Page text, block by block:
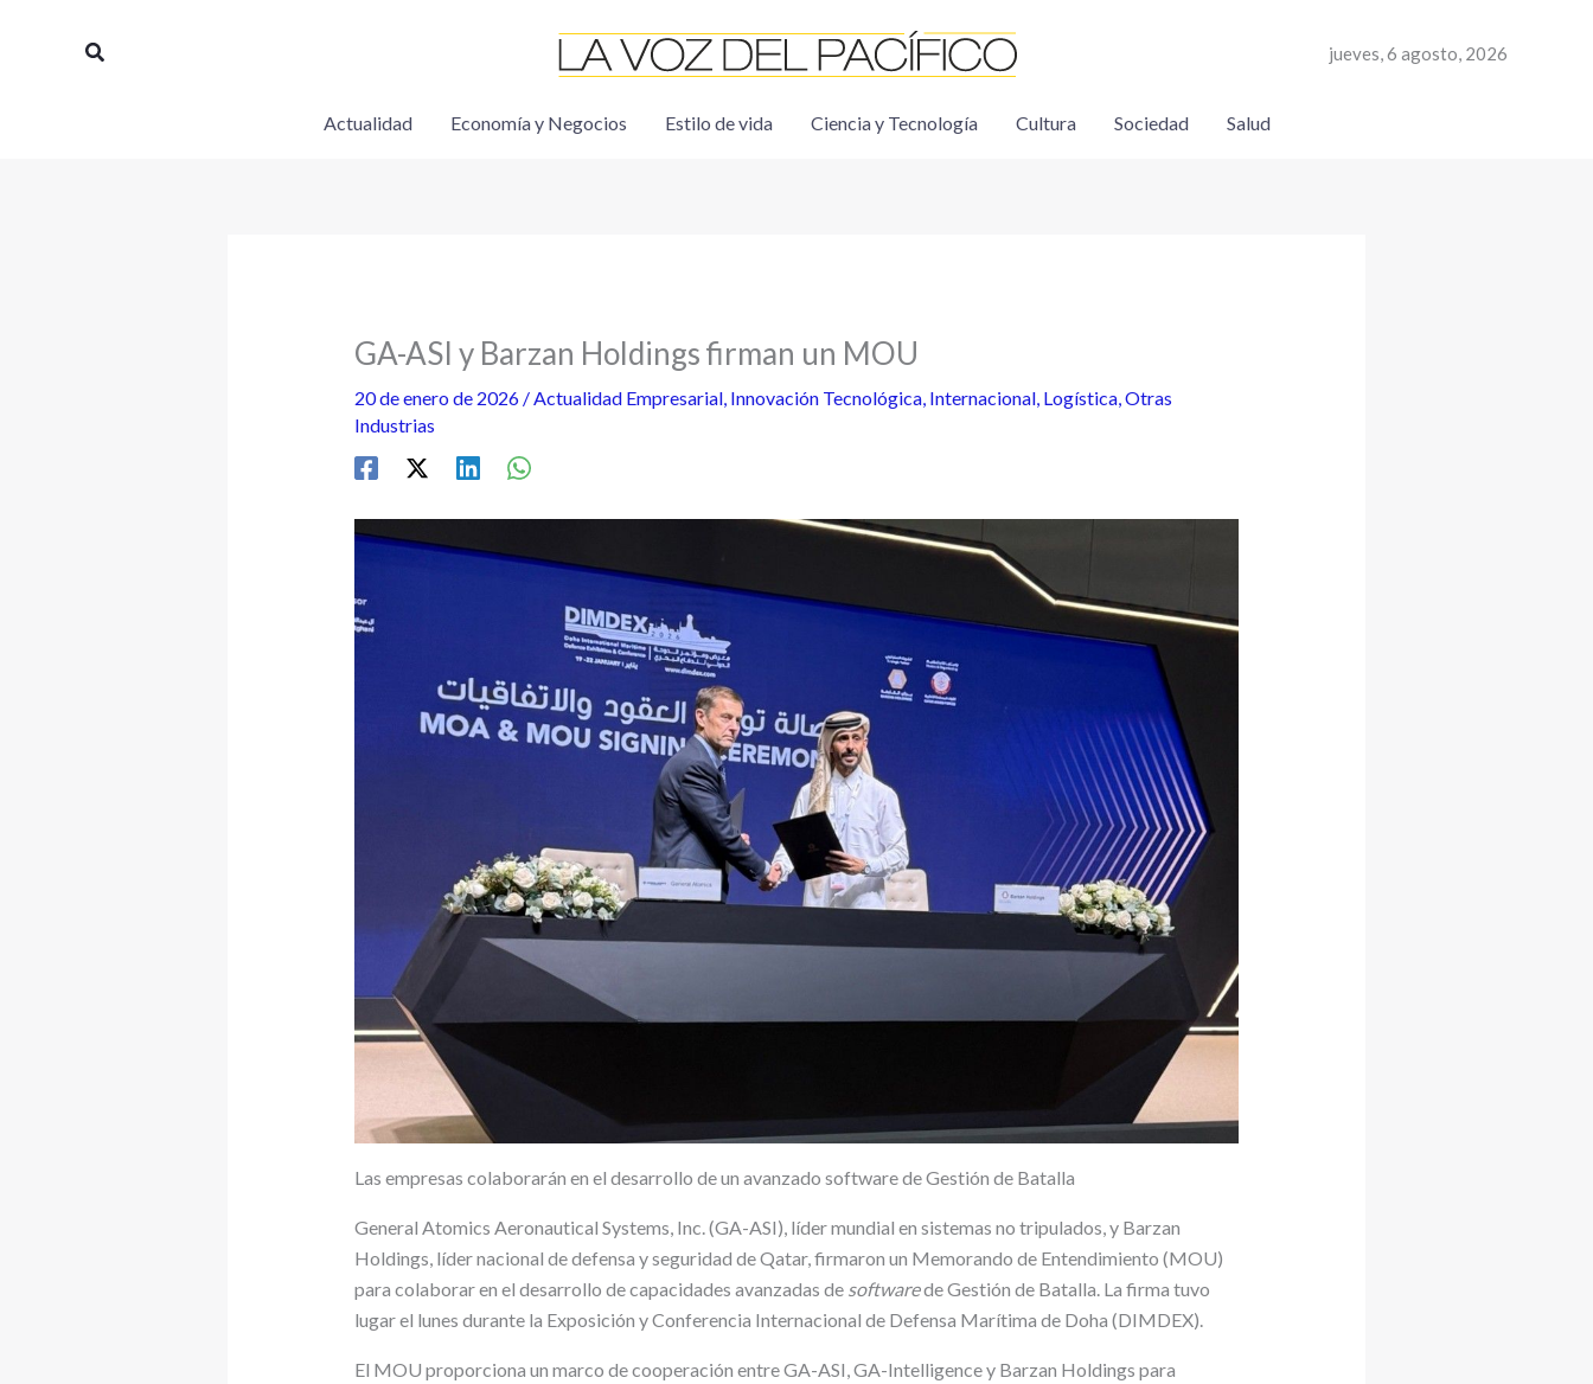
Buscar jueves, 6 agosto, 2026
Actualidad Economía y Negocios Estilo de vida Ciencia y Tecnología Cultura Sociedad Salud
GA-ASI y Barzan Holdings firman un MOU
20 de enero de 2026 /Actualidad Empresarial, Innovación Tecnológica, Internacional, Logística,Otras
Industrias
Las empresas colaborarán en el desarrollo de un avanzado software de Gestión de Batalla
General Atomics Aeronautical Systems, Inc. (GA-ASI), líder mundial en sistemas no tripulados, y Barzan
Holdings, líder nacional de defensa y seguridad de Qatar, firmaron un Memorando de Entendimiento (MOU)
para colaborar en el desarrollo de capacidades avanzadas de softwarede Gestión de Batalla. La firma tuvo
lugar el lunes durante la Exposición y Conferencia Internacional de Defensa Marítima de Doha (DIMDEX).
El MOU proporciona un marco de cooperación entre GA-ASI, GA-Intelligence y Barzan Holdings para